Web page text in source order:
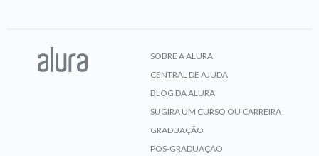
SOBRE A ALURA
CENTRAL DE AJUDA
BLOG DA ALURA
SUGIRA UM CURSO OU CARREIRA
GRADUAÇÃO
PÓS-GRADUAÇÃO